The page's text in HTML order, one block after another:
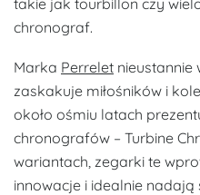
chronograf.
Marka Perrelet nieustannie
zaskakuje miłośników i
około ośmiu latach
chronografów – Turbine
wariantach, zegarki te
innowacje i idealnie